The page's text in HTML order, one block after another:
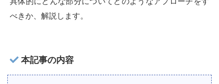
べきか、解説します。
本記事の内容